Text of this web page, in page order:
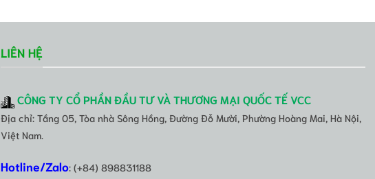
LIÊN HỆ
CÔNG TY CỔ PHẦN ĐẦU TƯ VÀ THƯƠNG MẠI QUỐC TẾ VCC
Địa chỉ: Tầng 05, Tòa nhà Sông Hồng, Đường Đỗ Mười, Phường Hoàng Mai, Hà Nội,
Việt Nam.
Hotline/Zalo: (+84) 898831188